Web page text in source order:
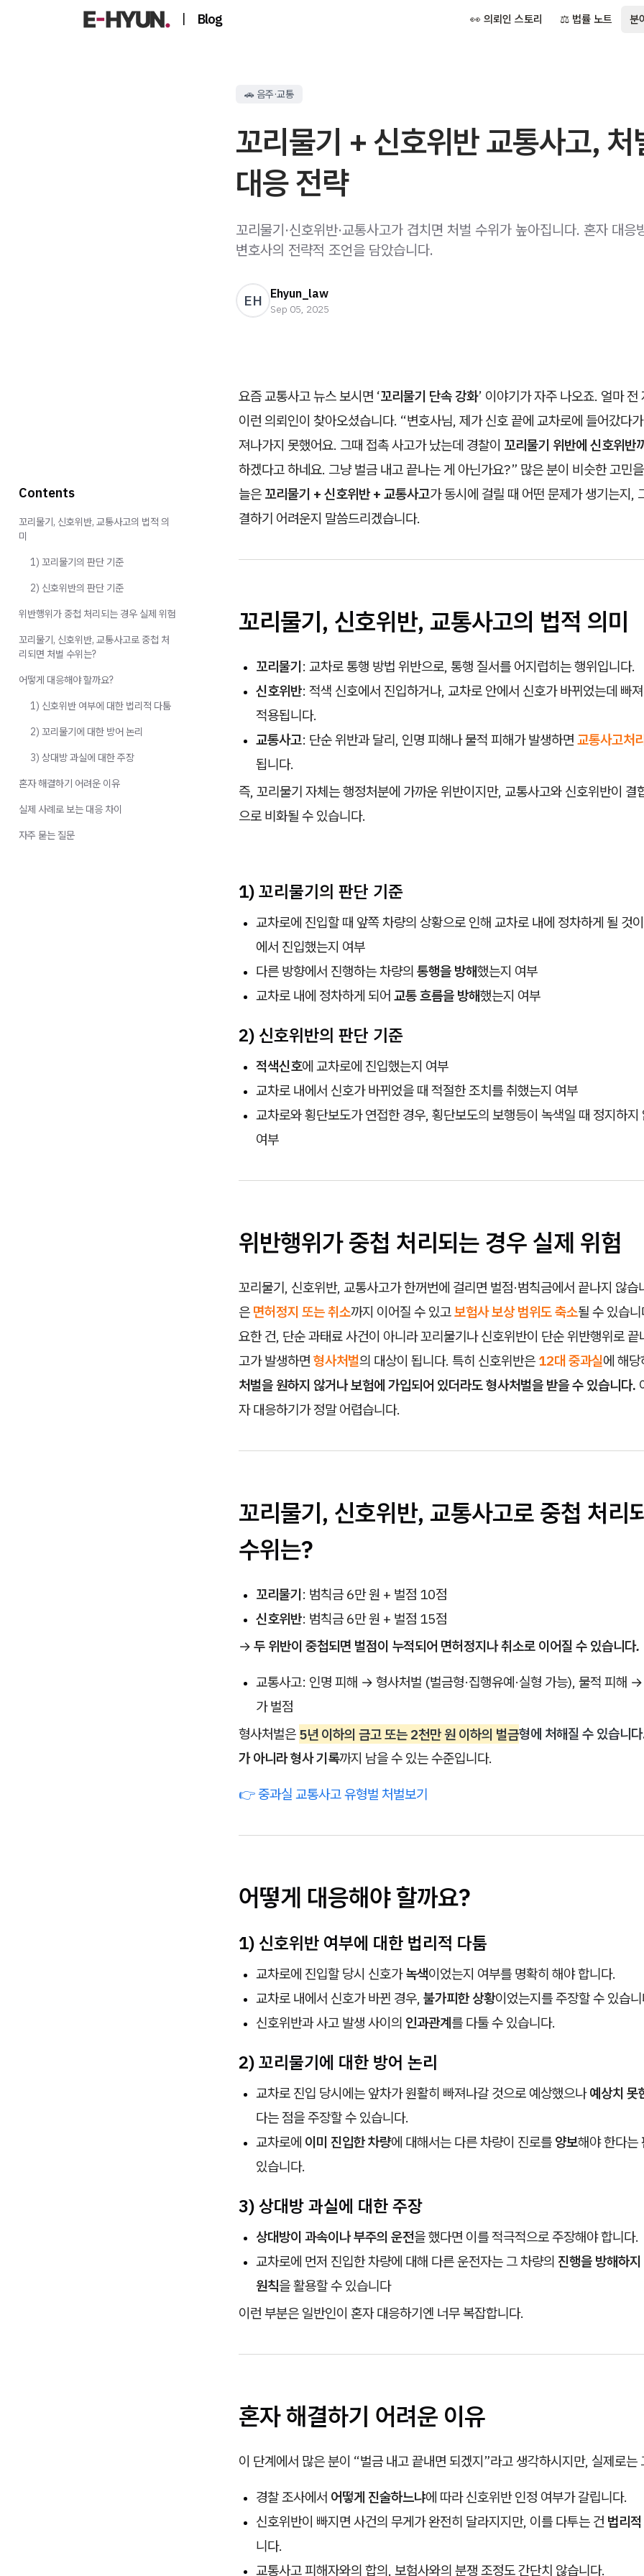
| Blog 👀 의뢰인 스토리 ⚖️ 법률 노트 분
🚗 음주·교통
꼬리물기 + 신호위반 교통사고, 처
대응 전략
꼬리물기·신호위반·교통사고가 겹치면 처벌 수위가 높아집니다. 혼자 대응
변호사의 전략적 조언을 담았습니다.
EH Ehyun_law
Sep 05, 2025
요즘 교통사고 뉴스 보시면 ‘꼬리물기 단속 강화’ 이야기가 자주 나오죠. 얼마 전
이런 의뢰인이 찾아오셨습니다. “변호사님, 제가 신호 끝에 교차로에 들어갔다
져나가지 못했어요. 그때 접촉 사고가 났는데 경찰이 꼬리물기 위반에 신호위반
하겠다고 하네요. 그냥 벌금 내고 끝나는 게 아닌가요?” 많은 분이 비슷한 고민
늘은 꼬리물기 + 신호위반 + 교통사고가 동시에 걸릴 때 어떤 문제가 생기는지,
결하기 어려운지 말씀드리겠습니다.
꼬리물기, 신호위반, 교통사고의 법적 의미
꼬리물기: 교차로 통행 방법 위반으로, 통행 질서를 어지럽히는 행위입니다.
신호위반: 적색 신호에서 진입하거나, 교차로 안에서 신호가 바뀌었는데 빠
적용됩니다.
교통사고: 단순 위반과 달리, 인명 피해나 물적 피해가 발생하면 교통사고처
됩니다.
즉, 꼬리물기 자체는 행정처분에 가까운 위반이지만, 교통사고와 신호위반이 결
으로 비화될 수 있습니다.
1) 꼬리물기의 판단 기준
교차로에 진입할 때 앞쪽 차량의 상황으로 인해 교차로 내에 정차하게 될 것
에서 진입했는지 여부
다른 방향에서 진행하는 차량의 통행을 방해했는지 여부
교차로 내에 정차하게 되어 교통 흐름을 방해했는지 여부
2) 신호위반의 판단 기준
적색신호에 교차로에 진입했는지 여부
교차로 내에서 신호가 바뀌었을 때 적절한 조치를 취했는지 여부
교차로와 횡단보도가 연접한 경우, 횡단보도의 보행등이 녹색일 때 정지하지
여부
위반행위가 중첩 처리되는 경우 실제 위험
꼬리물기, 신호위반, 교통사고가 한꺼번에 걸리면 벌점·범칙금에서 끝나지 않습
은 면허정지 또는 취소까지 이어질 수 있고보험사 보상 범위도 축소될 수 있습
요한 건, 단순 과태료 사건이 아니라 꼬리물기나 신호위반이 단순 위반행위로 끝
고가 발생하면 형사처벌의 대상이 됩니다. 특히 신호위반은 12대 중과실에 해
처벌을 원하지 않거나 보험에 가입되어 있더라도 형사처벌을 받을 수 있습니다.
자 대응하기가 정말 어렵습니다.
꼬리물기, 신호위반, 교통사고로 중첩 처리
수위는?
꼬리물기: 범칙금 6만 원 + 벌점 10점
신호위반: 범칙금 6만 원 + 벌점 15점
→ 두 위반이 중첩되면 벌점이 누적되어 면허정지나 취소로 이어질 수 있습니다.
교통사고: 인명 피해 → 형사처벌 (벌금형·집행유예·실형 가능), 물적 피해
가 벌점
형사처벌은 5년 이하의 금고 또는 2천만 원 이하의 벌금형에 처해질 수 있습니
가 아니라 형사 기록까지 남을 수 있는 수준입니다.
👉 중과실 교통사고 유형벌 처벌보기
어떻게 대응해야 할까요?
1) 신호위반 여부에 대한 법리적 다툼
교차로에 진입할 당시 신호가녹색이었는지 여부를 명확히 해야 합니다.
교차로 내에서 신호가 바뀐 경우, 불가피한 상황이었는지를 주장할 수 있습
신호위반과 사고 발생 사이의 인과관계를 다툴 수 있습니다.
2) 꼬리물기에 대한 방어 논리
교차로 진입 당시에는 앞차가 원활히 빠져나갈 것으로 예상했으나예상치 못
다는 점을 주장할 수 있습니다.
교차로에 이미 진입한 차량에 대해서는 다른 차량이 진로를 양보해야 한다는
있습니다.
3) 상대방 과실에 대한 주장
상대방이 과속이나 부주의 운전을 했다면 이를 적극적으로 주장해야 합니다.
교차로에 먼저 진입한 차량에 대해 다른 운전자는 그 차량의 진행을 방해하
원칙을 활용할 수 있습니다
이런 부분은 일반인이 혼자 대응하기엔 너무 복잡합니다.
혼자 해결하기 어려운 이유
이 단계에서 많은 분이 “벌금 내고 끝내면 되겠지”라고 생각하시지만, 실제로는
경찰 조사에서 어떻게 진술하느냐에 따라 신호위반 인정 여부가 갈립니다.
신호위반이 빠지면 사건의 무게가 완전히 달라지지만, 이를 다투는 건 법리
니다.
교통사고 피해자와의 합의, 보험사와의 분쟁 조정도 간단치 않습니다.
Contents
꼬리물기, 신호위반, 교통사고의 법적 의
미
1) 꼬리물기의 판단 기준
2) 신호위반의 판단 기준
위반행위가 중첩 처리되는 경우 실제 위험
꼬리물기, 신호위반, 교통사고로 중첩 처
리되면 처벌 수위는?
어떻게 대응해야 할까요?
1) 신호위반 여부에 대한 법리적 다툼
2) 꼬리물기에 대한 방어 논리
3) 상대방 과실에 대한 주장
혼자 해결하기 어려운 이유
실제 사례로 보는 대응 차이
자주 묻는 질문